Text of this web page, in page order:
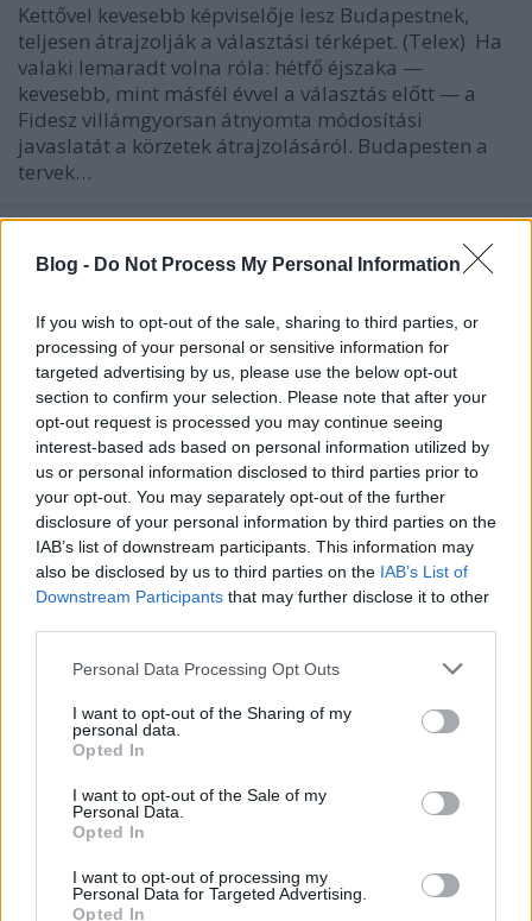
Blog - Do Not Process My Personal Information
If you wish to opt-out of the sale, sharing to third parties, or
processing of your personal or sensitive information for
targeted advertising by us, please use the below opt-out
section to confirm your selection. Please note that after your
opt-out request is processed you may continue seeing
interest-based ads based on personal information utilized by
us or personal information disclosed to third parties prior to
your opt-out. You may separately opt-out of the further
disclosure of your personal information by third parties on the
IAB’s list of downstream participants. This information may
also be disclosed by us to third parties on the IAB’s List of
Downstream Participants that may further disclose it to other
Please note that this website/app uses one or more Google
not limited to your visit or usage behaviour. You may click to
grant or deny consent to Google and its third-party tags to
use your data for below specified purposes in below Google
consent section.
Personal Data Processing Opt Outs
I want to opt-out of the Sharing of my
personal data.
Opted In
I want to opt-out of the Sale of my
Personal Data.
Opted In
I want to opt-out of processing my
Personal Data for Targeted Advertising.
Opted In
Kettővel kevesebb képviselője lesz Budapestnek,
teljesen átrajzolják a választási térképet. (Telex) Ha
valaki lemaradt volna róla: hétfő éjszaka —
kevesebb, mint másfél évvel a választás előtt — a
Fidesz villámgyorsan átnyomta módosítási
javaslatát a körzetek átrajzolásáról. Budapesten a
tervek…
Lakossági fogadóóra az Orczyn [460.]
Hogyan legyél profi bérlő?
2024. november 19.
Holnapután, november 21-én az Orczy út 45. szám
alatti ház földszintjén, az épület sarkán — ahol
— ismét lakossági fogadóóra lesz. A Gólya
Szövetkezet és a Kazán Közösségi Ház
programsorozatának harmadik alkalmán az…